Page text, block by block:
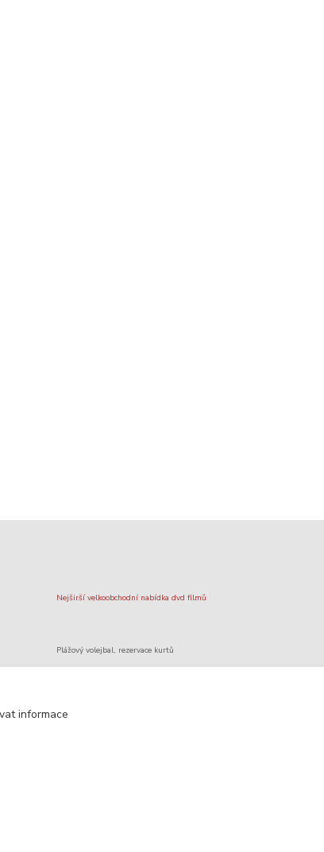
Nejširší velkoobchodní nabídka dvd filmů
Plážový volejbal, rezervace kurtů
informace